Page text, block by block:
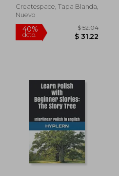
45%
dcto. $ 25.44
Createspace, Tapa Blanda,
Nuevo